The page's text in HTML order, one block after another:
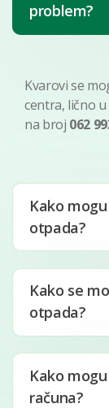
problem?
Kvarovi se
centra, lično
na broj 062
Kako
otpada?
Kako se
otpada?
Kako
računa?